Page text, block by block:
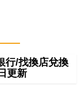
行/找換店兌換
更新